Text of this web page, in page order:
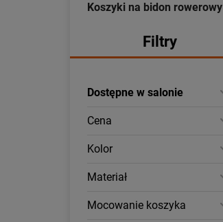
Koszyki na bidon rowerowy
Filtry
Dostępne w salonie
Cena
Kolor
Materiał
Mocowanie koszyka